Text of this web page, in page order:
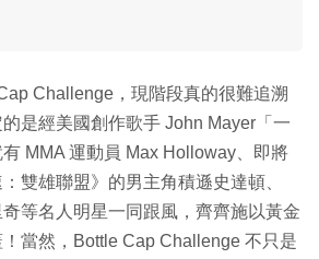
Challenge，現階段真的很難追溯
是經美國創作歌手 John Mayer「一
MMA 運動員 Max Holloway、即將
雙雄聯盟》的男主角積遜史達頓、
奇等名人明星一同跟風，齊齊施以黃金
當然，Bottle Cap Challenge 不只是